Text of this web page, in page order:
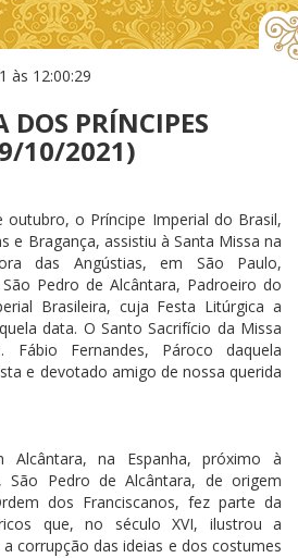
às 12:00:29
DOS PRÍNCIPES
10/2021)
outubro, o Príncipe Imperial do Brasil,
e Bragança, assistiu à Santa Missa na
das Angústias, em São Paulo,
Pedro de Alcântara, Padroeiro do
Brasileira, cuja Festa Litúrgica a
data. O Santo Sacrifício da Missa
Fernandes, Pároco daquela
e devotado amigo de nossa querida
Alcântara, na Espanha, próximo à
São Pedro de Alcântara, de origem
dos Franciscanos, fez parte da
que, no século XVI, ilustrou a
corrupção das ideias e dos costumes